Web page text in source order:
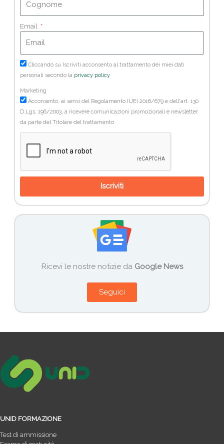
Email
Cliccando su Iscriviti acconsento al trattamento dei miei dati
personali secondo la privacy policy
Marketing
Acconsento, ai sensi del Regolamento (UE) 2016/679 e dell'art. 130
D.Lgs. 196/2003, a ricevere comunicazioni promozionali e newsletter
da parte del Titolare del trattamento
Iscriviti
Ricevi le nostre notizie da Google News
Seguici
UNID FORMAZIONE
Test di ammissione